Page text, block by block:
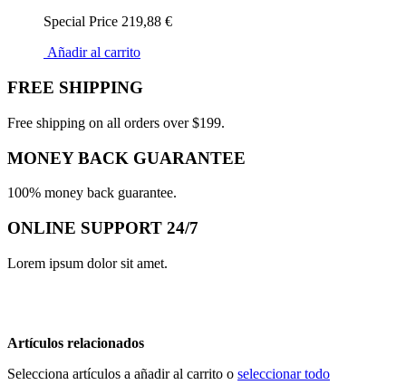
Special Price 219,88 €
Añadir al carrito
FREE SHIPPING
Free shipping on all orders over $199.
MONEY BACK GUARANTEE
100% money back guarantee.
ONLINE SUPPORT 24/7
Lorem ipsum dolor sit amet.
Artículos relacionados
Selecciona artículos a añadir al carrito o seleccionar todo